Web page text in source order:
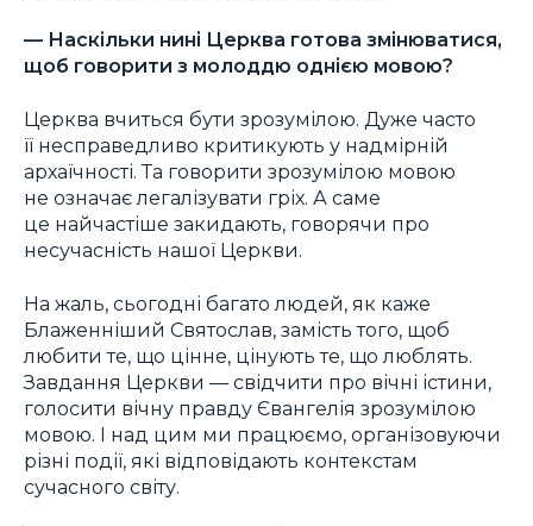
— Наскільки нині Церква готова змінюватися,
щоб говорити з молоддю однією мовою?
Церква вчиться бути зрозумілою. Дуже часто
її несправедливо критикують у надмірній
архаїчності. Та говорити зрозумілою мовою
не означає легалізувати гріх. А саме
це найчастіше закидають, говорячи про
несучасність нашої Церкви.
На жаль, сьогодні багато людей, як каже
Блаженніший Святослав, замість того, щоб
любити те, що цінне, цінують те, що люблять.
Завдання Церкви — свідчити про вічні істини,
голосити вічну правду Євангелія зрозумілою
мовою. І над цим ми працюємо, організовуючи
різні події, які відповідають контекстам
сучасного світу.